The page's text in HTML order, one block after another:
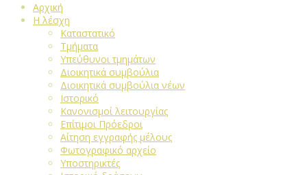
Αρχική
Η λέσχη
Καταστατικό
Τμήματα
Υπεύθυνοι τμημάτων
Διοικητικά συμβούλια
Διοικητικά συμβούλια νέων
Ιστορικό
Κανονισμοί λειτουργίας
Επίτιμοι Πρόεδροι
Αίτηση εγγραφής μέλους
Φωτογραφικό αρχείο
Υποστηρικτές